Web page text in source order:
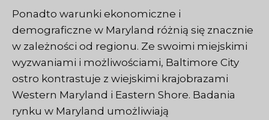
Ponadto warunki ekonomiczne i
demograficzne w Maryland różnią się znacznie
w zależności od regionu. Ze swoimi miejskimi
wyzwaniami i możliwościami, Baltimore City
ostro kontrastuje z wiejskimi krajobrazami
Western Maryland i Eastern Shore. Badania
rynku w Maryland umożliwiają